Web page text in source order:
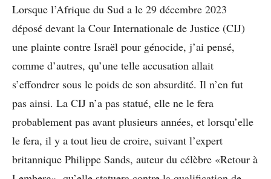
Lorsque l’Afrique du Sud a le 29 décembre 2023
déposé devant la Cour Internationale de Justice (CIJ)
une plainte contre Israël pour génocide, j’ai pensé,
comme d’autres, qu’une telle accusation allait
s’effondrer sous le poids de son absurdité. Il n’en fut
pas ainsi. La CIJ n’a pas statué, elle ne le fera
probablement pas avant plusieurs années, et lorsqu’elle
le fera, il y a tout lieu de croire, suivant l’expert
britannique Philippe Sands, auteur du célèbre «Retour à